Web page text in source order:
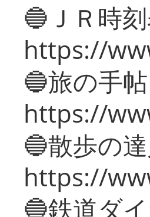
🔵ＪＲ時
https://
🔵旅の手帖
https://
🔵散歩の
https://
🔵鉄道ダ